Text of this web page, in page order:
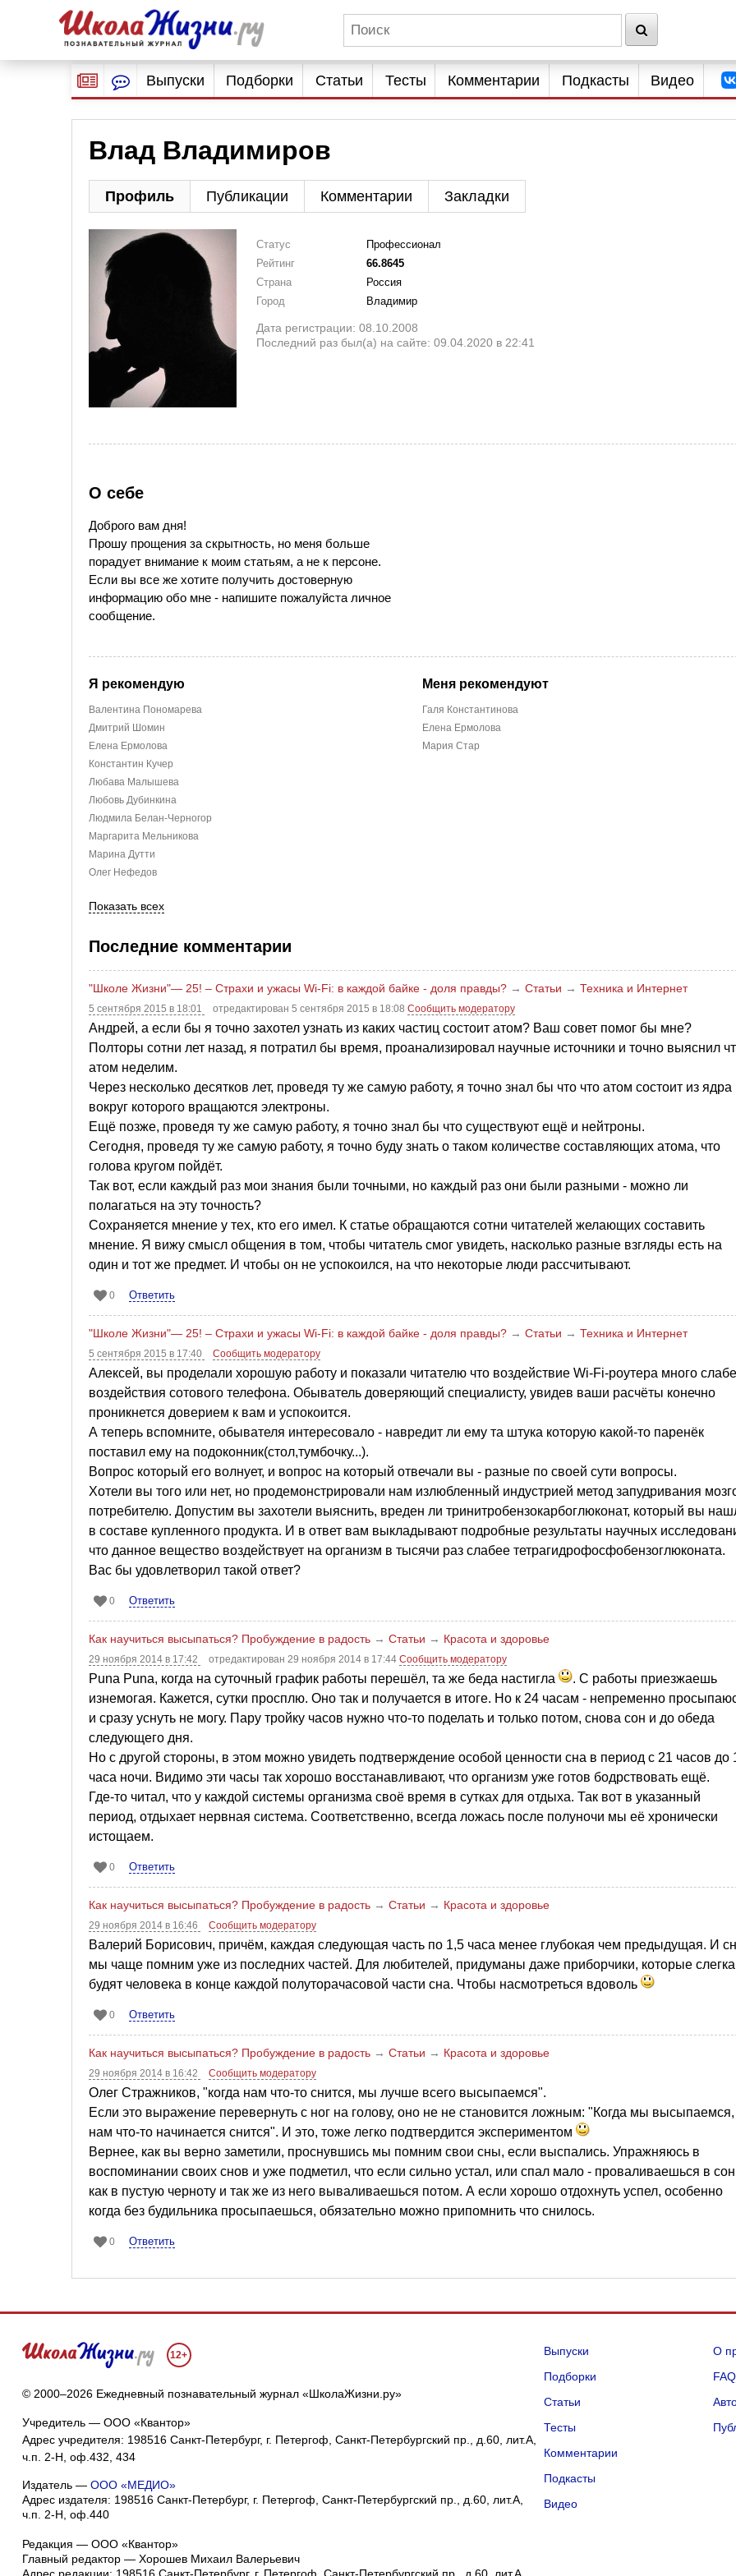
Выпуски Подборки Статьи Тесты Комментарии Подкасты Видео
Влад Владимиров
Профиль Публикации Комментарии Закладки
Статус
Профессионал
Рейтинг
66.8645
Страна
Россия
Город
Владимир
Дата регистрации: 08.10.2008
Последний раз был(а) на сайте: 09.04.2020 в 22:41
О себе
Доброго вам дня!
Прошу прощения за скрытность, но меня больше
порадует внимание к моим статьям, а не к персоне.
Если вы все же хотите получить достоверную
информацию обо мне - напишите пожалуйста личное
сообщение.
Я рекомендую
Валентина Пономарева
Дмитрий Шомин
Елена Ермолова
Константин Кучер
Любава Малышева
Любовь Дубинкина
Людмила Белан-Черногор
Маргарита Мельникова
Марина Дутти
Олег Нефедов
Показать всех
Меня рекомендуют
Галя Константинова
Елена Ермолова
Мария Стар
Последние комментарии
"Школе Жизни"— 25! – Страхи и ужасы Wi-Fi: в каждой байке - доля правды? → Статьи → Техника и Интернет
5 сентября 2015 в 18:01 отредактирован 5 сентября 2015 в 18:08 Сообщить модератору
Андрей, а если бы я точно захотел узнать из каких частиц состоит атом? Ваш совет помог бы мне?
Полторы сотни лет назад, я потратил бы время, проанализировал научные источники и точно выяснил
атом неделим.
Через несколько десятков лет, проведя ту же самую работу, я точно знал бы что что атом состоит из ядра
вокруг которого вращаются электроны.
Ещё позже, проведя ту же самую работу, я точно знал бы что существуют ещё и нейтроны.
Сегодня, проведя ту же самую работу, я точно буду знать о таком количестве составляющих атома, что
голова кругом пойдёт.
Так вот, если каждый раз мои знания были точными, но каждый раз они были разными - можно ли
полагаться на эту точность?
Сохраняется мнение у тех, кто его имел. К статье обращаются сотни читателей желающих составить
мнение. Я вижу смысл общения в том, чтобы читатель смог увидеть, насколько разные взгляды есть на
один и тот же предмет. И чтобы он не успокоился, на что некоторые люди рассчитывают.
0 Ответить
"Школе Жизни"— 25! – Страхи и ужасы Wi-Fi: в каждой байке - доля правды? → Статьи → Техника и Интернет
5 сентября 2015 в 17:40 Сообщить модератору
Алексей, вы проделали хорошую работу и показали читателю что воздействие Wi-Fi-роутера много
воздействия сотового телефона. Обыватель доверяющий специалисту, увидев ваши расчёты конечно
проникнется доверием к вам и успокоится.
А теперь вспомните, обывателя интересовало - навредит ли ему та штука которую какой-то паренёк
поставил ему на подоконник(стол,тумбочку...).
Вопрос который его волнует, и вопрос на который отвечали вы - разные по своей сути вопросы.
Хотели вы того или нет, но продемонстрировали нам излюбленный индустрией метод запудривания
потребителю. Допустим вы захотели выяснить, вреден ли тринитробензокарбоглюконат, который вы
в составе купленного продукта. И в ответ вам выкладывают подробные результаты научных
что данное вещество воздействует на организм в тысячи раз слабее тетрагидрофосфобензоглюконата.
Вас бы удовлетворил такой ответ?
0 Ответить
Как научиться высыпаться? Пробуждение в радость → Статьи → Красота и здоровье
29 ноября 2014 в 17:42 отредактирован 29 ноября 2014 в 17:44 Сообщить модератору
Puna Puna, когда на суточный график работы перешёл, та же беда настигла
. С работы приезжаешь
изнемогая. Кажется, сутки просплю. Оно так и получается в итоге. Но к 24 часам - непременно
и сразу уснуть не могу. Пару тройку часов нужно что-то поделать и только потом, снова сон и до обеда
следующего дня.
Но с другой стороны, в этом можно увидеть подтверждение особой ценности сна в период с 21 часов до
часа ночи. Видимо эти часы так хорошо восстанавливают, что организм уже готов бодрствовать ещё.
Где-то читал, что у каждой системы организма своё время в сутках для отдыха. Так вот в указанный
период, отдыхает нервная система. Соответственно, всегда ложась после полуночи мы её хронически
истощаем.
0 Ответить
Как научиться высыпаться? Пробуждение в радость → Статьи → Красота и здоровье
29 ноября 2014 в 16:46 Сообщить модератору
Валерий Борисович, причём, каждая следующая часть по 1,5 часа менее глубокая чем предыдущая. И
мы чаще помним уже из последних частей. Для любителей, придуманы даже приборчики, которые слегка
будят человека в конце каждой полуторачасовой части сна. Чтобы насмотреться вдоволь
0 Ответить
Как научиться высыпаться? Пробуждение в радость → Статьи → Красота и здоровье
29 ноября 2014 в 16:42 Сообщить модератору
Олег Стражников, "когда нам что-то снится, мы лучше всего высыпаемся".
Если это выражение перевернуть с ног на голову, оно не не становится ложным: "Когда мы высыпаемся,
нам что-то начинается снится". И это, тоже легко подтвердится экспериментом
Вернее, как вы верно заметили, проснувшись мы помним свои сны, если выспались. Упражняюсь в
воспоминании своих снов и уже подметил, что если сильно устал, или спал мало - проваливаешься в сон
как в пустую черноту и так же из него вываливаешься потом. А если хорошо отдохнуть успел, особенно
когда без будильника просыпаешься, обязательно можно припомнить что снилось.
0 Ответить
12+
© 2000–2026 Ежедневный познавательный журнал «ШколаЖизни.ру»
Учредитель — ООО «Квантор»
Адрес учредителя: 198516 Санкт-Петербург, г. Петергоф, Санкт-Петербургский пр., д.60, лит.А,
ч.п. 2-Н, оф.432, 434
Издатель — ООО «МЕДИО»
Адрес издателя: 198516 Санкт-Петербург, г. Петергоф, Санкт-Петербургский пр., д.60, лит.А,
ч.п. 2-Н, оф.440
Редакция — ООО «Квантор»
Главный редактор — Хорошев Михаил Валерьевич
Выпуски
Подборки
Статьи
Тесты
Комментарии
Подкасты
Видео
О
FAQ